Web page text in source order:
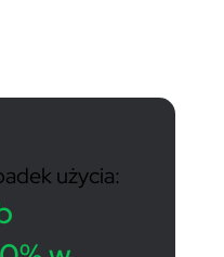
użycia: